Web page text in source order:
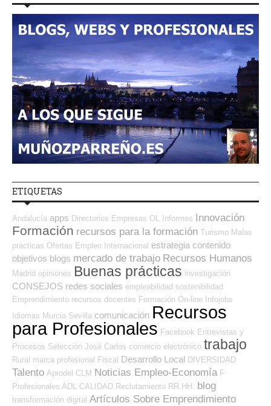
ETIQUETAS
Andalucía apps Directorios Empresas OL Informes Innovación
Formación recursos para la formación Turismo Malas
prácticas Ofertas Empleo Internacional estrategia contenido
objetivos blogs mercado de trabajo Recursos Humanos
Madrid opiniones Buenas prácticas investigación
CONSEJOS redes sociales empleabilidad sostenibilidad
Emprendimiento recursos docentes Formación On-line Infojobs
Idiomas Murcia Sevilla comunicación Recursos
para Profesionales Facebook Entrevistas y
Procesos Selección José Carlos comercio electrónico trabajo
Rural marca profesional Fiscal Desarrollo Local DIVERSIDAD
Talento Aprodel CLM Noticias Empleo-Economía F
Profesionales ADL
CALIDAD Reclutamiento RR.HH. blog
transformación digital Artículos Sobre Emprendimiento